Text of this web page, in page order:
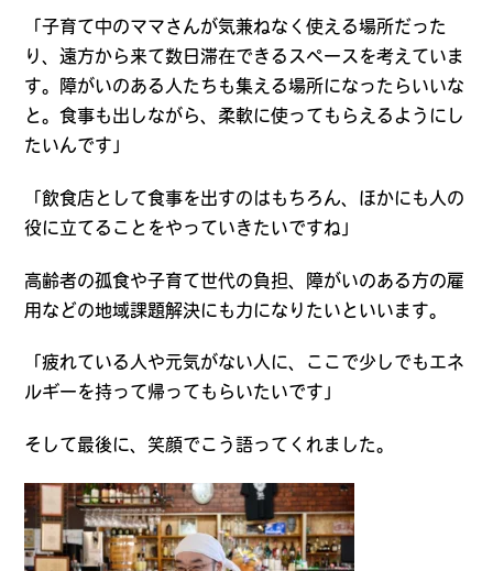
「子育て中のママさんが気兼ねなく使える場所だった
り、遠方から来て数日滞在できるスペースを考えていま
す。障がいのある人たちも集える場所になったらいいな
と。食事も出しながら、柔軟に使ってもらえるようにし
たいんです」
「飲食店として食事を出すのはもちろん、ほかにも人の
役に立てることをやっていきたいですね」
高齢者の孤食や子育て世代の負担、障がいのある方の雇
用などの地域課題解決にも力になりたいといいます。
「疲れている人や元気がない人に、ここで少しでもエネ
ルギーを持って帰ってもらいたいです」
そして最後に、笑顔でこう語ってくれました。